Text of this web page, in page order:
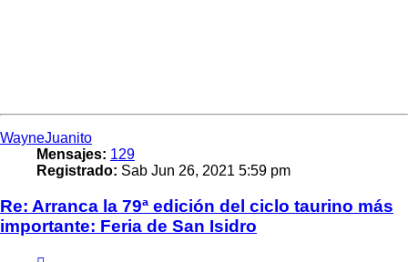
WayneJuanito
Mensajes: 129
Registrado: Sab Jun 26, 2021 5:59 pm
Re: Arranca la 79ª edición del ciclo taurino más
importante: Feria de San Isidro